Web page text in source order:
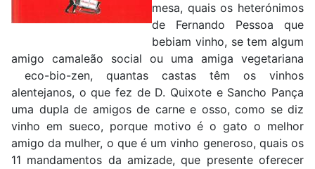
mesa, quais os heterónimos
de Fernando Pessoa que
bebiam vinho, se tem algum
amigo camaleão social ou uma amiga vegetariana
eco-bio-zen, quantas castas têm os vinhos
alentejanos, o que fez de D. Quixote e Sancho Pança
uma dupla de amigos de carne e osso, como se diz
vinho em sueco, porque motivo é o gato o melhor
amigo da mulher, o que é um vinho generoso, quais os
11 mandamentos da amizade, que presente oferecer